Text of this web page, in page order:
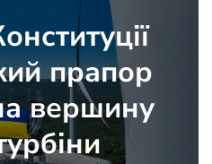
прапор
вершину